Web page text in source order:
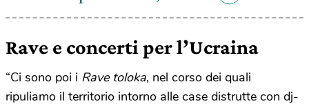
Rave e concerti per l’Ucraina
“Ci sono poi i Rave toloka, nel corso dei quali
ripuliamo il territorio intorno alle case distrutte con dj-